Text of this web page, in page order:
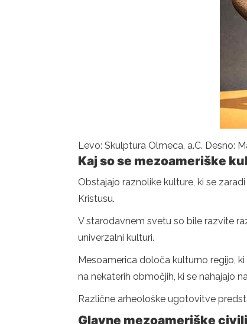
Levo: Skulptura Olmeca, a.C. Desno:
Kaj so se mezoameriške
Obstajajo raznolike kulture, ki se
Kristusu.
V starodavnem svetu so bile razvite
univerzalni kulturi.
Mesoamerica določa kulturno regijo,
na nekaterih območjih, ki se nahajajo
Različne arheološke ugotovitve
Glavne mezoameriške